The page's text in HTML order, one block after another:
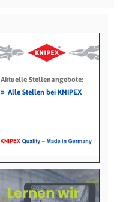
Aktuelle Stellenangebote:
» Alle Stellen bei KNIPEX